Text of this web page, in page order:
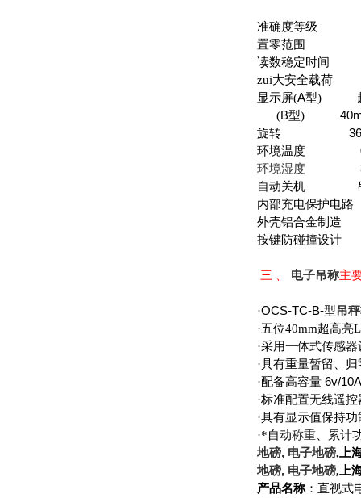
准确度等级
置零范围
读数稳定时间
zui大安全载荷
显示屏(A型)
(B型)
旋转
环境温度
环境湿度
自动关机
内部充电保护电路
外壳铝合金制造
按键防碰撞设计
三﹑ 电子吊称主
·OCS-TC-B-型吊秤
·五位40mm超高亮
·采用一体式传感器
·具有重量暂留、
·配备高容量 6v/
·标准配置无线遥
·具有显示值保持功
·*自动称重 、累计
地磅, 电子地磅, 上
地磅, 电子地磅, 上
产品名称： 直视式